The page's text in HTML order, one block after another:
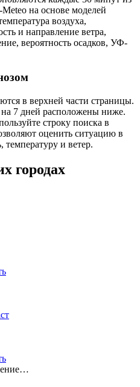
на основе моделей
воздуха,
и направление ветра,
вероятность осадков, УФ-
в верхней части страницы.
7 дней расположены ниже.
строку поиска в
оценить ситуацию в
температуру и ветер.
городах